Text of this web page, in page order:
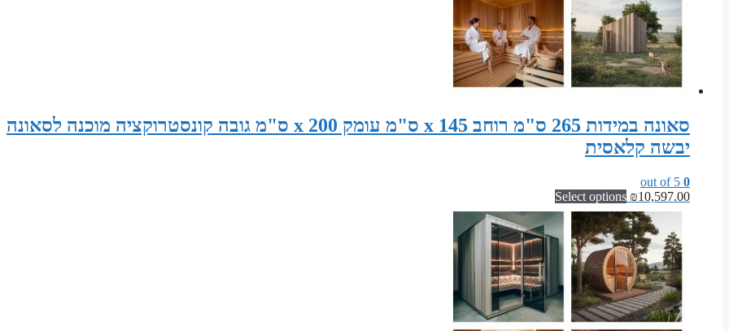
סאונה במידות 265 ס"מ רוחב x 145 ס"מ עומק x 200 ס"מ גובה קונסטרוקציה מוכנה לסאונה
יבשה קלאסית
0
₪10,597.00
Select options